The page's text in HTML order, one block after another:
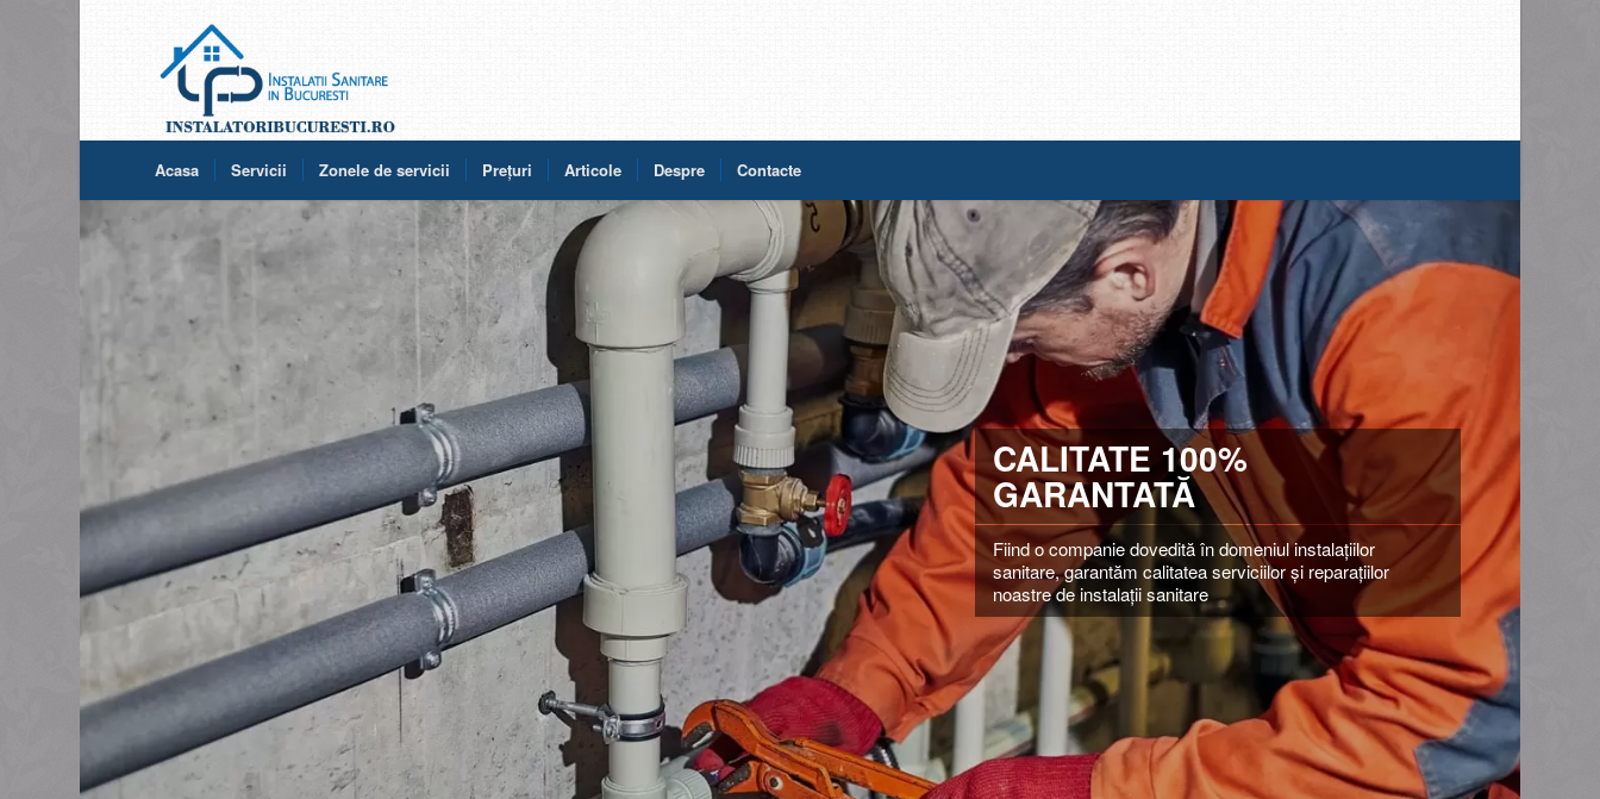
Acasa Servicii Zonele de servicii Prețuri Articole Despre Contacte
CALITATE 100%
GARANTATĂ
Fiind o companie dovedită în domeniul instalațiilor
sanitare, garantăm calitatea serviciilor și reparațiilor
noastre de instalații sanitare